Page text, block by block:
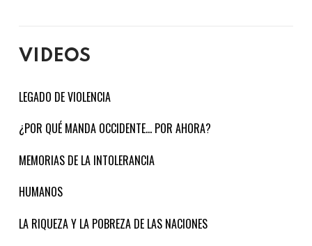
VIDEOS
LEGADO DE VIOLENCIA
¿POR QUÉ MANDA OCCIDENTE... POR AHORA?
MEMORIAS DE LA INTOLERANCIA
HUMANOS
LA RIQUEZA Y LA POBREZA DE LAS NACIONES